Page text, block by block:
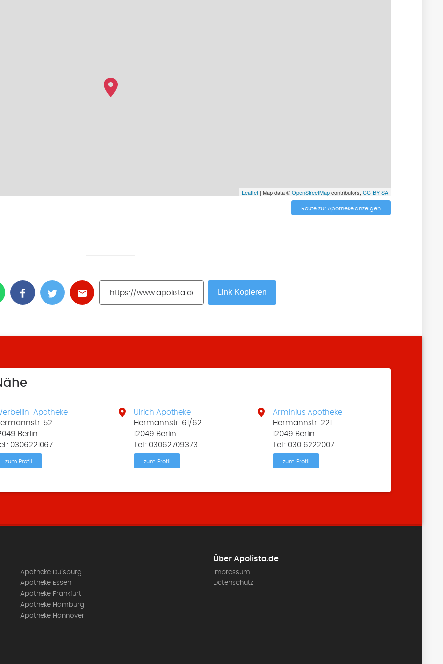
Leaflet| Map data ©OpenStreetMapcontributors, CC-BY-SA
Route zur Apotheke anzeigen
Link Kopieren
Apotheke
52
Berlin
0306221067
zum Profil

Ulrich Apotheke
Hermannstr. 61/62
12049 Berlin
Tel.: 03062709373
zum Profil

Arminius Apotheke
Hermannstr. 221
12049 Berlin
Tel.: 030 6222007
zum Profil
Apotheke Duisburg
Apotheke Essen
Apotheke Frankfurt
Apotheke Hamburg
Apotheke Hannover
Über Apolista.de
Impressum
Datenschutz